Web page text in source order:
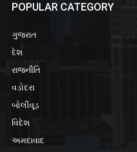
POPULAR CATEGORY
ગુજરાત
દેશ
રાજનીતિ
વડોદરા
બોલીવૂડ
વિદેશ
અમદાવાદ